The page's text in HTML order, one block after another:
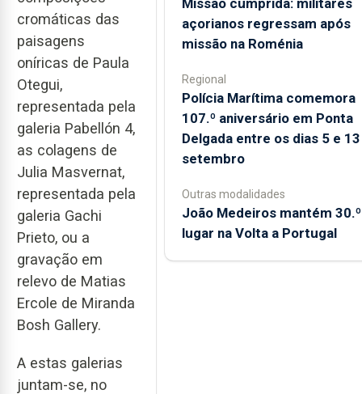
cromáticas das
paisagens
oníricas de Paula
Otegui,
representada pela
galeria Pabellón 4,
as colagens de
Julia Masvernat,
representada pela
galeria Gachi
Prieto, ou a
gravação em
relevo de Matias
Ercole de Miranda
Bosh Gallery.
A estas galerias
juntam-se, no
açorianos regressam após
missão na Roménia
Regional
Polícia Marítima comemora
107.º aniversário em Ponta
Delgada entre os dias 5 e
setembro
Outras modalidades
João Medeiros mantém 30.º
lugar na Volta a Portugal